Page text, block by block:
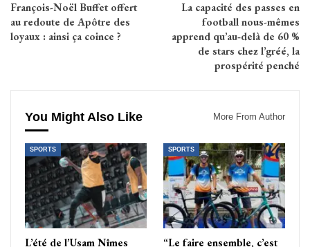
François-Noël Buffet offert
au redoute de Apôtre des
loyaux : ainsi ça coince ?
La capacité des passes en
football nous-mêmes
apprend qu’au‑delà de 60 %
de stars chez l’gréé, la
prospérité penché
You Might Also Like More From Author
SPORTS
L’été de l’Usam Nîmes
SPORTS
“Le faire ensemble, c’est